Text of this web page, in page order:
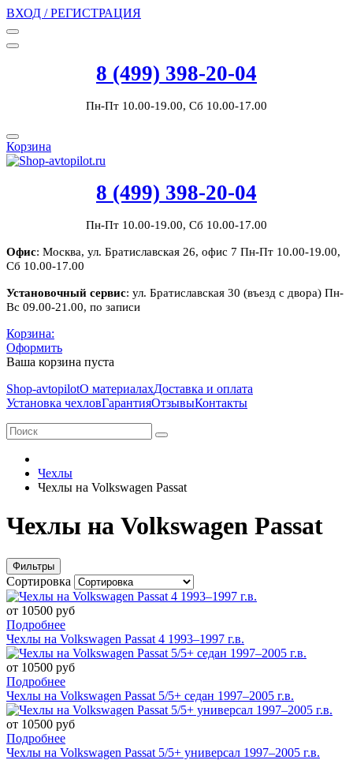
ВХОД / РЕГИСТРАЦИЯ
8 (499) 398-20-04
Пн-Пт 10.00-19.00, Сб 10.00-17.00
Корзина
8 (499) 398-20-04
Пн-Пт 10.00-19.00, Сб 10.00-17.00
Офис: Москва, ул. Братиславская 26, офис 7 Пн-Пт 10.00-19.00,
Сб 10.00-17.00
Установочный сервис: ул. Братиславская 30 (въезд с двора) Пн-
Вс 09.00-21.00, по записи
Корзина:
Оформить
Ваша корзина пуста
Shop-avtopilotО материалахДоставка и оплата
Установка чехловГарантияОтзывыКонтакты
Чехлы
Чехлы на Volkswagen Passat
Чехлы на Volkswagen Passat
Фильтры
Сортировка
от 10500 руб
Подробнее
Чехлы на Volkswagen Passat 4 1993–1997 г.в.
от 10500 руб
Подробнее
Чехлы на Volkswagen Passat 5/5+ седан 1997–2005 г.в.
от 10500 руб
Подробнее
Чехлы на Volkswagen Passat 5/5+ универсал 1997–2005 г.в.